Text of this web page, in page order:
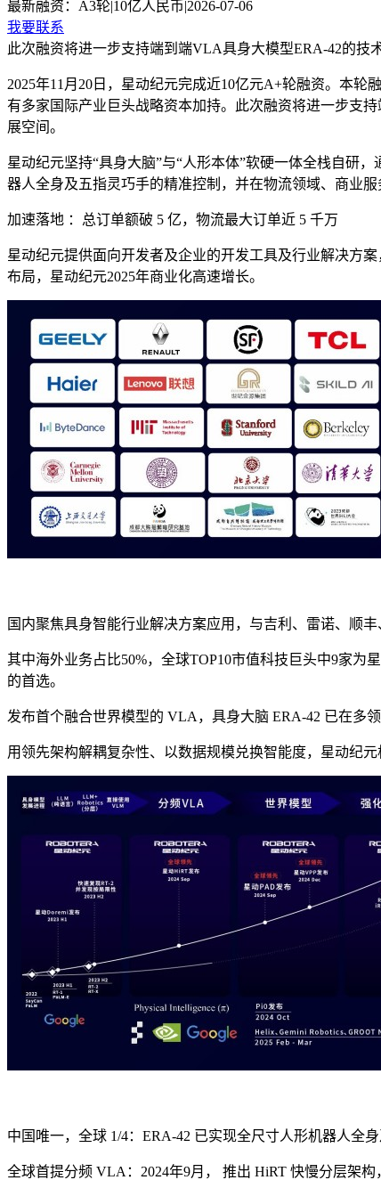
最新融资： A3轮|10亿人民币|2026-07-06
我要联系
此次融资将进一步支持端到端VLA具身大模型ERA-42的技
2025年11月20日，星动纪元完成近10亿元A+轮融资。本
有多家国际产业巨头战略资本加持。此次融资将进一步支
展空间。
星动纪元坚持“具⾝⼤脑”与“⼈形本体”软硬⼀体全栈自研
器人全身及五指灵巧手的精准控制，并在物流领域、商业服
加速落地 ：总订单额破 5 亿，物流最大订单近 5 千万
星动纪元提供面向开发者及企业的开发工具及行业解决方
布局，星动纪元2025年商业化高速增长。
国内聚焦具身智能行业解决方案应用，与吉利、雷诺、顺
其中海外业务占比50%，全球TOP10市值科技巨头中9家
的首选。
发布首个融合世界模型的 VLA，具身大脑 ERA-42 已在多
用领先架构解耦复杂性、以数据规模兑换智能度，星动纪
中国唯一，全球 1/4：ERA-42 已实现全尺寸人形机器人全
全球首提分频 VLA：2024年9月， 推出 HiRT 快慢分层架构